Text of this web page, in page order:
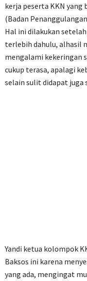
kerja peserta KKN yang
(Badan
Hal ini dilakukan
terlebih dahulu, alhasil
mengalami kekeringan
cukup terasa, apalagi
selain sulit didapat juga
Yandi ketua kolompok
Baksos ini karena
yang ada, mengingat